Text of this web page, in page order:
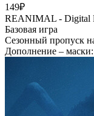
149₽
REANIMAL - Digital
Базовая игра
Сезонный пропуск
Дополнение –